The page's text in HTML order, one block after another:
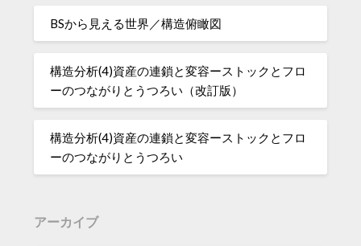
BSから見える世界／構造俯瞰図
構造分析(4)資産の連鎖と変容ーストックとフロ
ーのつながりとうつろい（改訂版）
構造分析(4)資産の連鎖と変容ーストックとフロ
ーのつながりとうつろい
アーカイブ